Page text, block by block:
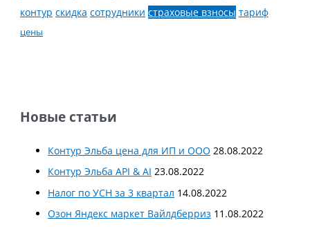
контур скидка сотрудники страховые взносы тариф
цены
Новые статьи
Контур Эльба цена для ИП и ООО 28.08.2022
Контур Эльба API & AI 23.08.2022
Налог по УСН за 3 квартал 14.08.2022
Озон Яндекс маркет Вайлдберриз 11.08.2022